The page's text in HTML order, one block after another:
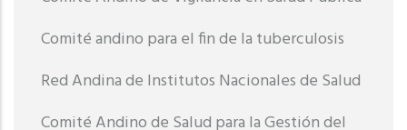
Comité andino para el fin de la tuberculosis
Red Andina de Institutos Nacionales de Salud
Comité Andino de Salud para la Gestión del